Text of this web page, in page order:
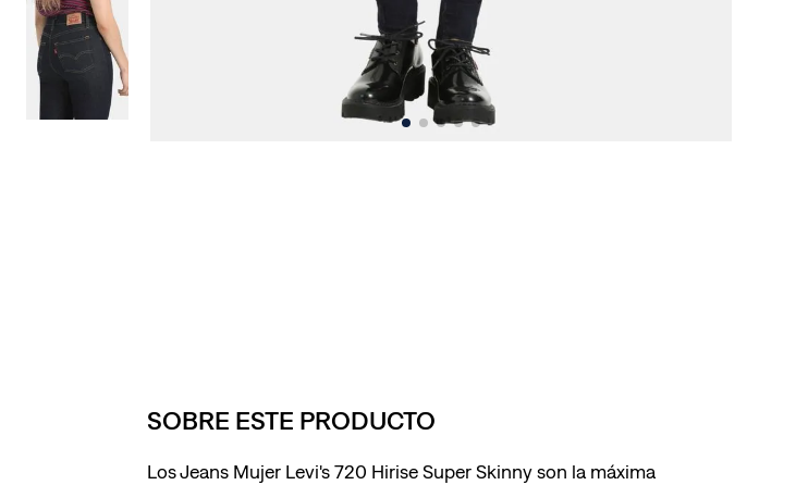
SOBRE ESTE PRODUCTO
Los Jeans Mujer Levi's 720 Hirise Super Skinny son la máxima